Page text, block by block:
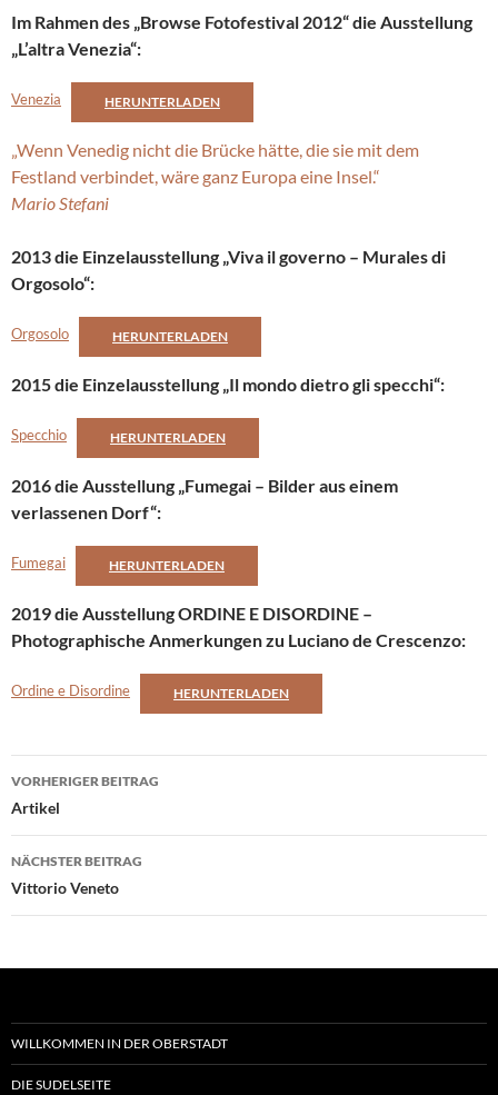
Im Rahmen des „Browse Fotofestival 2012“ die Ausstellung
„L’altra Venezia“:
Venezia HERUNTERLADEN
„Wenn Venedig nicht die Brücke hätte, die sie mit dem
Festland verbindet, wäre ganz Europa eine Insel.“
Mario Stefani
2013 die Einzelausstellung „Viva il governo – Murales di
Orgosolo“:
Orgosolo HERUNTERLADEN
2015 die Einzelausstellung „Il mondo dietro gli specchi“:
Specchio HERUNTERLADEN
2016 die Ausstellung „Fumegai – Bilder aus einem
verlassenen Dorf“:
Fumegai HERUNTERLADEN
2019 die Ausstellung ORDINE E DISORDINE –
Photographische Anmerkungen zu Luciano de Crescenzo:
Ordine e Disordine HERUNTERLADEN
Beitragsnavigation
VORHERIGER BEITRAG
Artikel
NÄCHSTER BEITRAG
Vittorio Veneto
WILLKOMMEN IN DER OBERSTADT
DIE SUDELSEITE